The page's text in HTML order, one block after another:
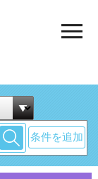
条件を追加